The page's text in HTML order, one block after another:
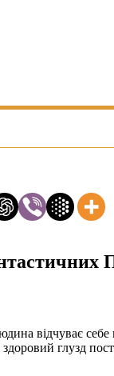
відчуває
здоровий глузд